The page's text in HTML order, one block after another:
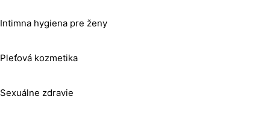
Intimna hygiena pre ženy
Pleťová kozmetika
Sexuálne zdravie